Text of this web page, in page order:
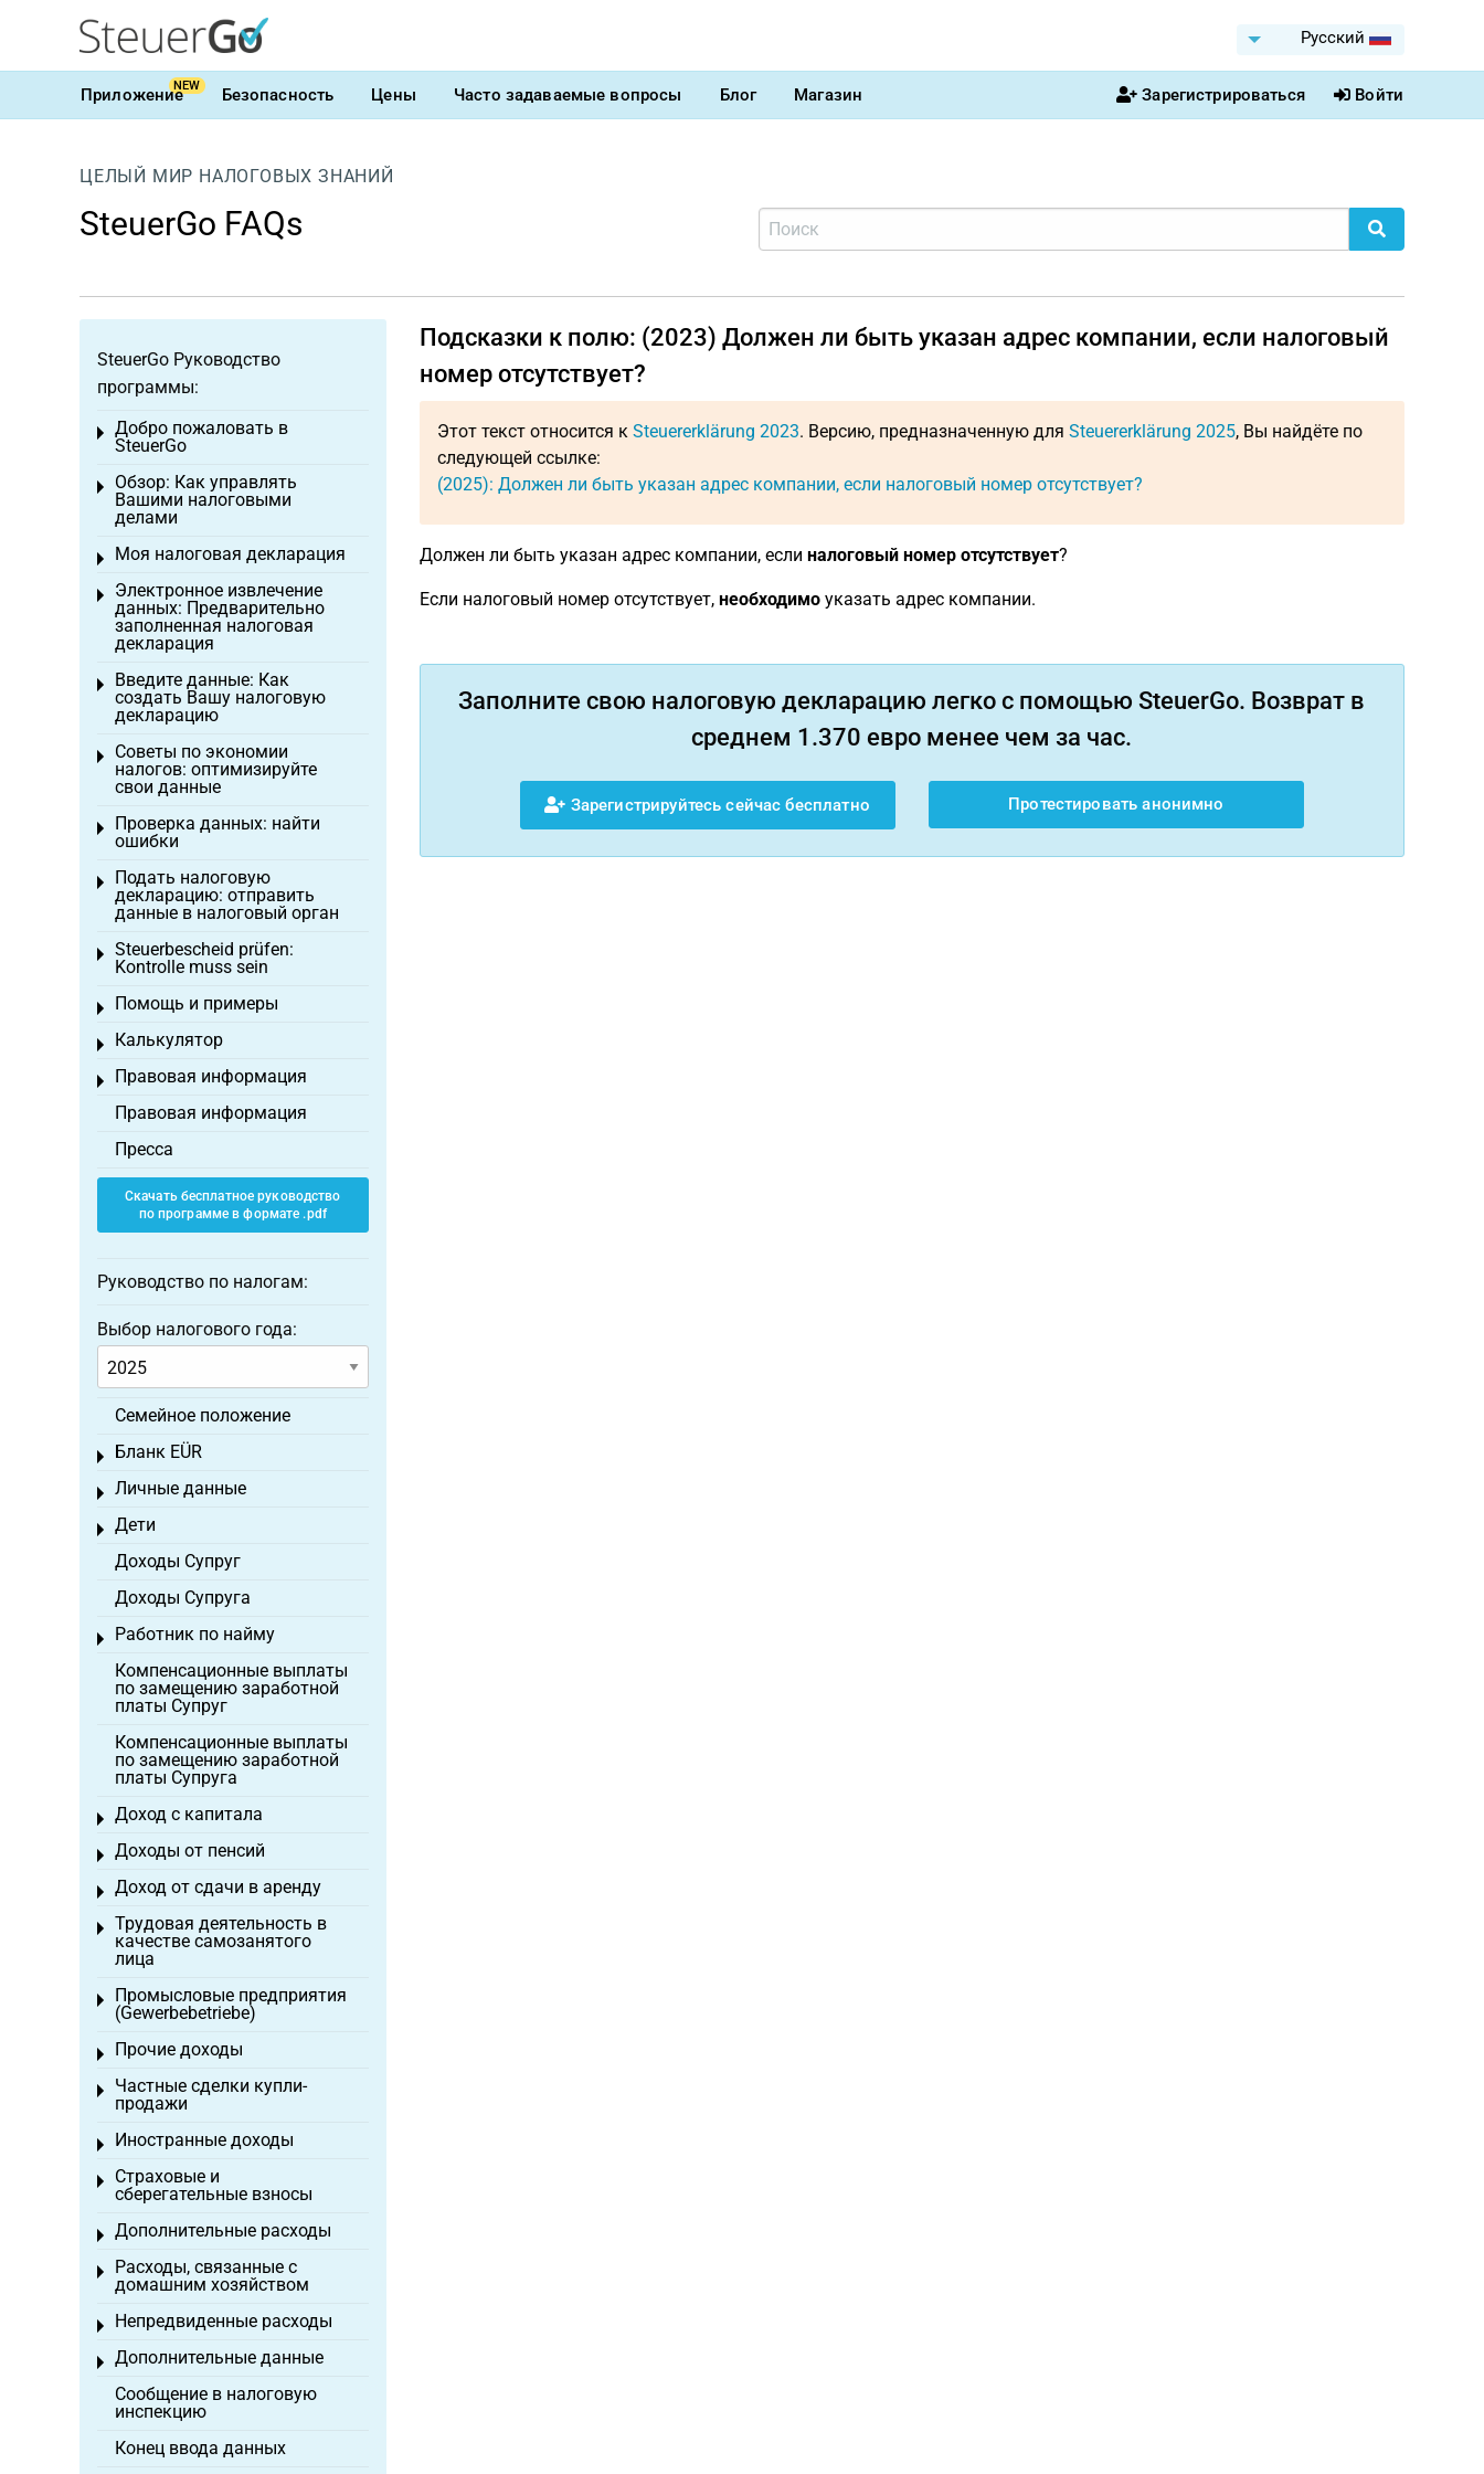
Pусский
ПриложениеNEW Безопасность Цены Часто задаваемые вопросы Блог Магазин Зарегистрироваться Войти
ЦЕЛЫЙ МИР НАЛОГОВЫХ ЗНАНИЙ
SteuerGo FAQs
Подсказки к полю: (2023) Должен ли быть указан адрес компании, если налоговый
номер отсутствует?
Этот текст относится к Steuererklärung 2023. Версию, предназначенную для Steuererklärung 2025, Вы найдёте по
следующей ссылке:
(2025): Должен ли быть указан адрес компании, если налоговый номер отсутствует?
Должен ли быть указан адрес компании, если налоговый номер отсутствует?
Если налоговый номер отсутствует, необходимоуказать адрес компании.
Заполните свою налоговую декларацию легко с помощью SteuerGo. Возврат в
среднем 1.370 евро менее чем за час.
Зарегистрируйтесь сейчас бесплатно Протестировать анонимно
SteuerGo Руководство
программы:
Добро пожаловать в
SteuerGo
Toggle menu
Обзор: Как управлять
Вашими налоговыми
делами
Toggle menu
Моя налоговая декларация
Toggle menu
Электронное извлечение
данных: Предварительно
заполненная налоговая
декларация
Toggle menu
Введите данные: Как
создать Вашу налоговую
декларацию
Toggle menu
Советы по экономии
налогов: оптимизируйте
свои данные
Toggle menu
Проверка данных: найти
ошибки
Toggle menu
Подать налоговую
декларацию: отправить
данные в налоговый орган
Toggle menu
Steuerbescheid prüfen:
Kontrolle muss sein
Toggle menu
Помощь и примеры
Toggle menu
Калькулятор
Toggle menu
Правовая информация
Toggle menu
Правовая информация
Пресса
Скачать бесплатное руководство
по программе в формате .pdf
Руководство по налогам:
Выбор налогового года:
Семейное положение
Бланк EÜR
Toggle menu
Личные данные
Toggle menu
Дети
Toggle menu
Доходы Супруг
Доходы Супруга
Работник по найму
Toggle menu
Компенсационные выплаты
по замещению заработной
платы Супруг
Компенсационные выплаты
по замещению заработной
платы Супруга
Доход с капитала
Toggle menu
Доходы от пенсий
Toggle menu
Доход от сдачи в аренду
Toggle menu
Трудовая деятельность в
качестве самозанятого
лица
Toggle menu
Промысловые предприятия
(Gewerbebetriebe)
Toggle menu
Прочие доходы
Toggle menu
Частные сделки купли-
продажи
Toggle menu
Иностранные доходы
Toggle menu
Страховые и
сберегательные взносы
Toggle menu
Дополнительные расходы
Toggle menu
Расходы, связанные с
домашним хозяйством
Toggle menu
Непредвиденные расходы
Toggle menu
Дополнительные данные
Toggle menu
Сообщение в налоговую
инспекцию
Конец ввода данных